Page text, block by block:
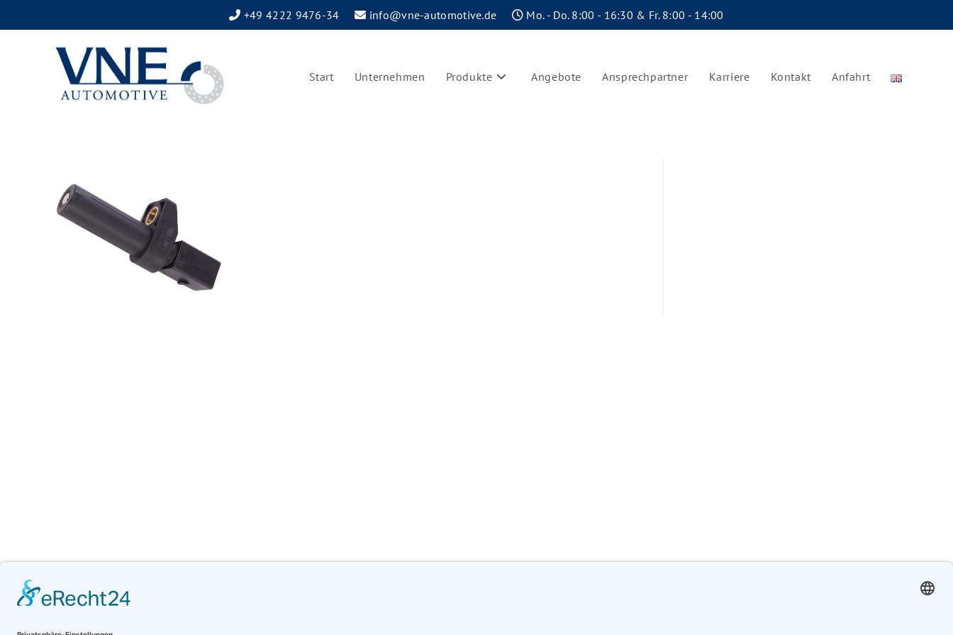
+49 4222 9476-34 info@vne-automotive.de Mo. - Do. 8:00 - 16:30 & Fr. 8:00 - 14:00
Start Unternehmen Produkte Angebote Ansprechpartner Karriere Kontakt Anfahrt